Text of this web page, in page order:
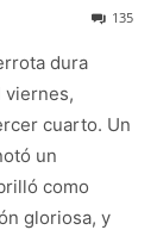
135
dura
viernes,
cuarto. Un
un
como
gloriosa, y